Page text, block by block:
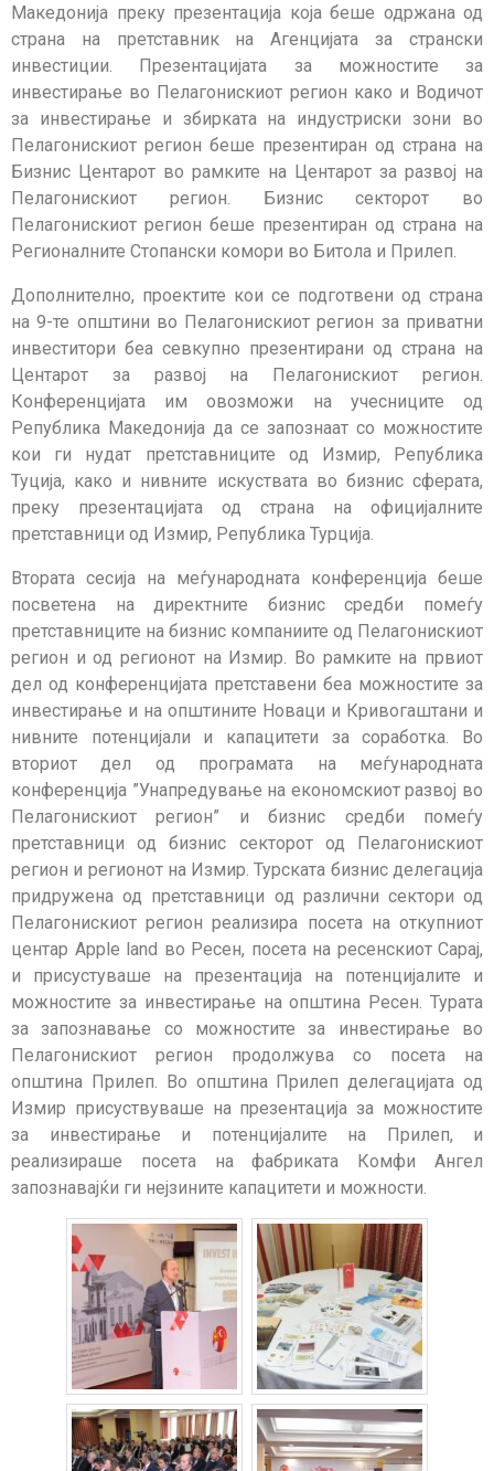
Македонија преку презентација која беше одржана од
страна на претставник на Агенцијата за странски
инвестиции. Презентацијата за можностите за
инвестирање во Пелагонискиот регион како и Водичот
за инвестирање и збирката на индустриски зони во
Пелагонискиот регион беше презентиран од страна на
Бизнис Центарот во рамките на Центарот за развој на
Пелагонискиот регион. Бизнис секторот во
Пелагонискиот регион беше презентиран од страна на
Регионалните Стопански комори во Битола и Прилеп.
Дополнително, проектите кои се подготвени од страна
на 9-те општини во Пелагонискиот регион за приватни
инвеститори беа севкупно презентирани од страна на
Центарот за развој на Пелагонискиот регион.
Конференцијата им овозможи на учесниците од
Република Македонија да се запознаат со можностите
кои ги нудат претставниците од Измир, Република
Туција, како и нивните искуствата во бизнис сферата,
преку презентацијата од страна на официјалните
претставници од Измир, Република Турција.
Втората сесија на меѓународната конференција беше
посветена на директните бизнис средби помеѓу
претставниците на бизнис компаниите од Пелагонискиот
регион и од регионот на Измир. Во рамките на првиот
дел од конференцијата претставени беа можностите за
инвестирање и на општините Новаци и Кривогаштани и
нивните потенцијали и капацитети за соработка. Во
вториот дел од програмата на меѓународната
конференција ”Унапредување на економскиот развој во
Пелагонискиот регион” и бизнис средби помеѓу
претставници од бизнис секторот од Пелагонискиот
регион и регионот на Измир. Турската бизнис делегација
придружена од претставници од различни сектори од
Пелагонискиот регион реализира посета на откупниот
центар Apple land во Ресен, посета на ресенскиот Сарај,
и присустуваше на презентација на потенцијалите и
можностите за инвестирање на општина Ресен. Турата
за запознавање со можностите за инвестирање во
Пелагонискиот регион продолжува со посета на
општина Прилеп. Во општина Прилеп делегацијата од
Измир присуствуваше на презентација за можностите
за инвестирање и потенцијалите на Прилеп, и
реализираше посета на фабриката Комфи Ангел
запознавајќи ги нејзините капацитети и можности.